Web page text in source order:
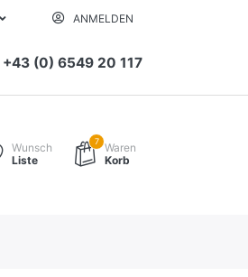
ANMELDEN
+43 (0) 6549 20 117
Wunsch
Liste
7 Waren
Korb